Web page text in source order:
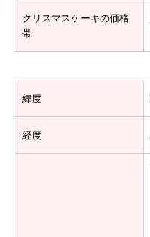
クリスマスケーキの価格
帯
緯度
経度